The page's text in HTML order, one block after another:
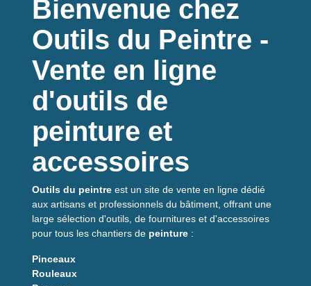
peintures façades semi-épaisse ainsi qu'aux peintures fluides
en phase aqueuse ou solvantée, il garantit une finition
homogène même sur crépis et supports irréguliers.
Caractéristiques
techniques
Largeur
: 18 mm
Matériel :polyamide tissé
Type : manchon méché extra, haute résistance
Système : fixation à clip pour un remplacement rapide
Pour quels usages ?
Idéal pour travaux extérieurs : rénovation de façades,
peinture decrépis, ravalement et retouches sur murs
rugueux. Convient aux particuliers exigeants et aux artisans
cherchant un
Bienvenue chez
Outils du Peintre -
Vente en ligne
d'outils de
peinture et
accessoires
Outils du peintre est un site de vente en ligne dédié
aux artisans et professionnels du bâtiment, offrant une
large sélection d'outils, de fournitures et d'accessoires
pour tous les chantiers de peinture :
Pinceaux
Rouleaux